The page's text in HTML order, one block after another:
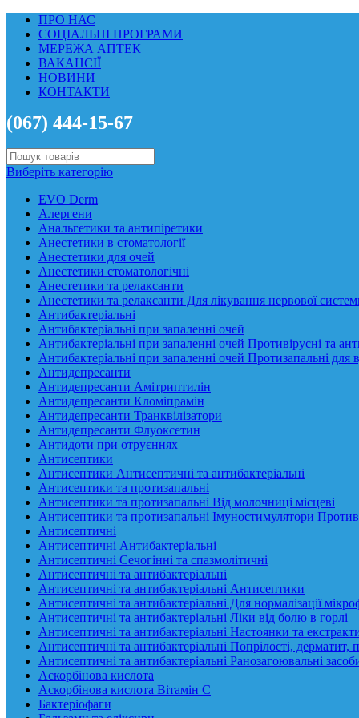
ПРО НАС
СОЦІАЛЬНІ ПРОГРАМИ
МЕРЕЖА АПТЕК
ВАКАНСІЇ
НОВИНИ
КОНТАКТИ
(067) 444-15-67
Виберіть категорію
EVO Derm
Алергени
Анальгетики та антипіретики
Анестетики в стоматології
Анестетики для очей
Анестетики стоматологічні
Анестетики та релаксанти
Анестетики та релаксанти Для лікування нервової
Антибактеріальні
Антибактеріальні при запаленні очей
Антибактеріальні при запаленні очей Противірусні та
Антибактеріальні при запаленні очей Протизапальні для
Антидепресанти
Антидепресанти Амітриптилін
Антидепресанти Кломіпрамін
Антидепресанти Транквілізатори
Антидепресанти Флуоксетин
Антидоти при отруєннях
Антисептики
Антисептики Антисептичні та антибактеріальні
Антисептики та протизапальні
Антисептики та протизапальні Від молочниці місцеві
Антисептики та протизапальні Імуностимулятори
Антисептичні
Антисептичні Антибактеріальні
Антисептичні Сечогінні та спазмолітичні
Антисептичні та антибактеріальні
Антисептичні та антибактеріальні Антисептики
Антисептичні та антибактеріальні Для нормалізації
Антисептичні та антибактеріальні Ліки від болю в горлі
Антисептичні та антибактеріальні Настоянки та
Антисептичні та антибактеріальні Попрілості, дерматит,
Антисептичні та антибактеріальні Ранозагоювальні
Аскорбінова кислота
Аскорбінова кислота Вітамін C
Бактеріофаги